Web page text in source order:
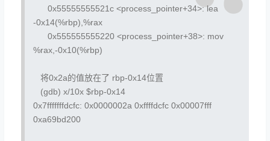
0x55555555521c <process_pointer+34>: lea
-0x14(%rbp),%rax
0x555555555220 <process_pointer+38>: mov
%rax,-0x10(%rbp)
将0x2a的值放在了 rbp-0x14位置
(gdb) x/10x $rbp-0x14
0x7fffffffdcfc: 0x0000002a 0xffffdcfc 0x00007fff
0xa69bd200